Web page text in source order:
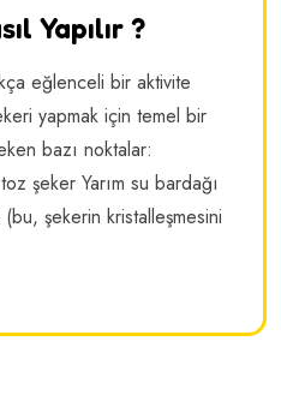
Yapılır ?
eğlenceli bir aktivite
yapmak için temel bir
bazı noktalar:
şeker Yarım su bardağı
şekerin kristalleşmesini